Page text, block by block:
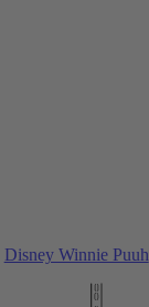
Disney Winnie Puuh